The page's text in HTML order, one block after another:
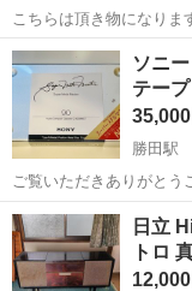
こちらは頂き物になります。 まだまだ使えます、通電・動作
す。 そういうの気にならない方にはお得だと思います。 ガソリン代を
お支払い頂ければご希望
談ください。 よろしくお
茨城 土浦市
インクジェットプリンタ
ソニ
テー
35,000
勝田駅
ご覧いただきありがとう
ていた物です。使用に関
さい。 お取引はノーク
わせお待ちしております
茨城 ひたちなか市
日立
トロ
12,000